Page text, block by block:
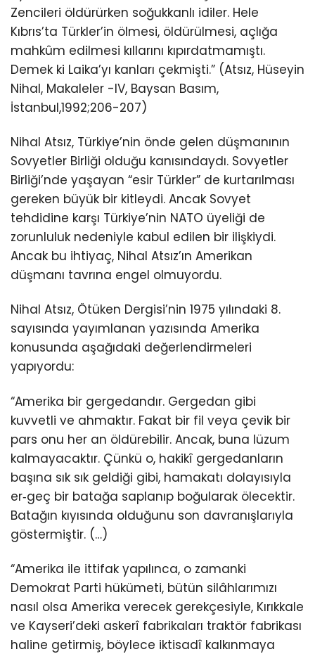
Zencileri öldürürken soğukkanlı idiler. Hele
Kıbrıs’ta Türkler’in ölmesi, öldürülmesi, açlığa
mahkûm edilmesi kıllarını kıpırdatmamıştı.
Demek ki Laika’yı kanları çekmişti.” (Atsız, Hüseyin
Nihal, Makaleler -IV, Baysan Basım,
İstanbul,1992;206-207)
Nihal Atsız, Türkiye’nin önde gelen düşmanının
Sovyetler Birliği olduğu kanısındaydı. Sovyetler
Birliği’nde yaşayan “esir Türkler” de kurtarılması
gereken büyük bir kitleydi. Ancak Sovyet
tehdidine karşı Türkiye’nin NATO üyeliği de
zorunluluk nedeniyle kabul edilen bir ilişkiydi.
Ancak bu ihtiyaç, Nihal Atsız’ın Amerikan
düşmanı tavrına engel olmuyordu.
Nihal Atsız, Ötüken Dergisi’nin 1975 yılındaki 8.
sayısında yayımlanan yazısında Amerika
konusunda aşağıdaki değerlendirmeleri
yapıyordu:
“Amerika bir gergedandır. Gergedan gibi
kuvvetli ve ahmaktır. Fakat bir fil veya çevik bir
pars onu her an öldürebilir. Ancak, buna lüzum
kalmayacaktır. Çünkü o, hakikî gergedanların
başına sık sık geldiği gibi, hamakatı dolayısıyla
er‐geç bir batağa saplanıp boğularak ölecektir.
Batağın kıyısında olduğunu son davranışlarıyla
göstermiştir. (…)
“Amerika ile ittifak yapılınca, o zamanki
Demokrat Parti hükümeti, bütün silâhlarımızı
nasıl olsa Amerika verecek gerekçesiyle, Kırıkkale
ve Kayseri’deki askerî fabrikaları traktör fabrikası
haline getirmiş, böylece iktisadî kalkınmaya